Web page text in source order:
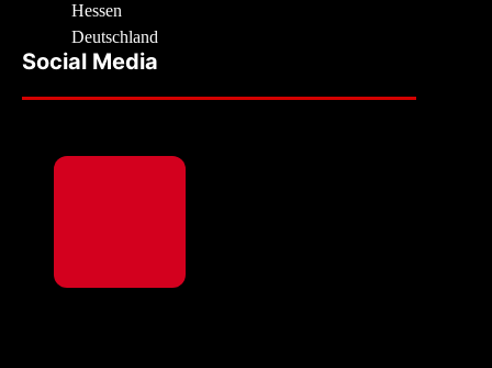
Hessen
Deutschland
Social Media